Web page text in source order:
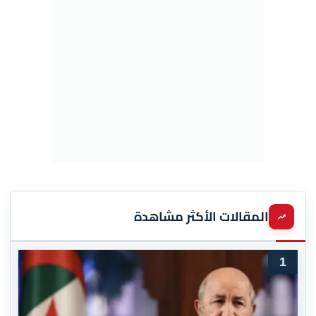
المقالات الأكثر مشاهدة
1